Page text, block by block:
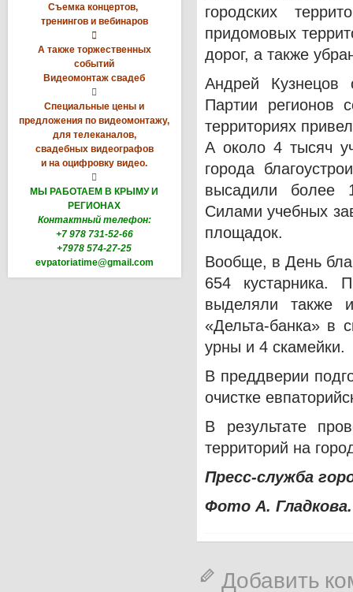
Съемка концертов,
тренингов и вебинаров

А также торжественных
событий
Видеомонтаж свадеб

Специальные цены и
предложения по видеомонтажу,
для телеканалов,
свадебных видеографов
и на оцифровку видео.

МЫ РАБОТАЕМ В КРЫМУ И
РЕГИОНАХ
Контактный телефон:
+7 978 731-52-66
+7978 574-27-25
evpatoriatime@gmail.com
городских
придомовых
дорог, а также
Андрей Кузнецов
Партии регионов
территориях
А около 4 тысяч
города
высадили более
Силами учебных
площадок.
Вообще, в День
654 кустарника.
выделяли также
«Дельта-банка» в
урны и 4 скамейки.
В преддверии
очистке
В результате
территорий на
Пресс-служба
Фото А. Гладкова.
Добавить